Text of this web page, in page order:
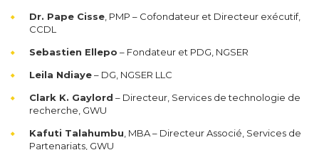
Dr. Pape Cisse , PMP – Cofondateur et Directeur exécutif,
CCDL
Sebastien Ellepo – Fondateur et PDG, NGSER
Leila Ndiaye– DG, NGSER LLC
Clark K. Gaylord – Directeur, Services de technologie de
recherche, GWU
Kafuti Talahumbu , MBA – Directeur Associé, Services de
Partenariats, GWU